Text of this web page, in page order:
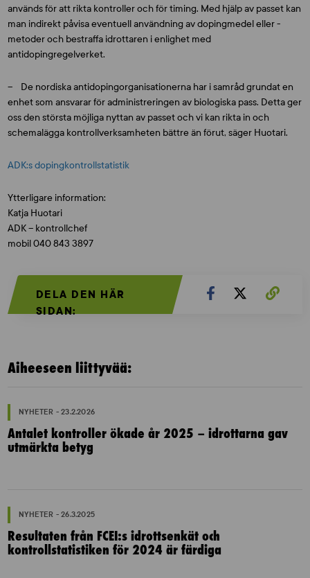
används för att rikta kontroller och för timing. Med hjälp av passet kan
man indirekt påvisa eventuell användning av dopingmedel eller -
metoder och bestraffa idrottaren i enlighet med
antidopingregelverket.
– De nordiska antidopingorganisationerna har i samråd grundat en
enhet som ansvarar för administreringen av biologiska pass. Detta ger
oss den största möjliga nyttan av passet och vi kan rikta in och
schemalägga kontrollverksamheten bättre än förut, säger Huotari.
ADK:s dopingkontrollstatistik
Ytterligare information:
Katja Huotari
ADK – kontrollchef
mobil 040 843 3897
DELA DEN HÄR
SIDAN:
Aiheeseen liittyvää:
NYHETER - 23.2.2026
Antalet kontroller ökade år 2025 – idrottarna gav
utmärkta betyg
NYHETER - 26.3.2025
Resultaten från FCEI:s idrottsenkät och
kontrollstatistiken för 2024 är färdiga